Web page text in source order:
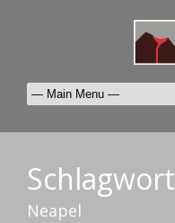
Schlagwort
Neapel